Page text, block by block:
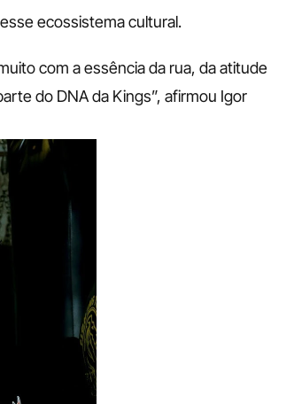
ecossistema cultural.
com a essência da rua, da atitude
do DNA da Kings”, afirmou Igor